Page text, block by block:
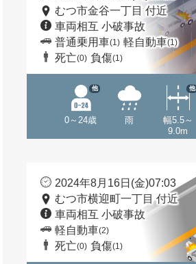
むつ市金谷一丁目 付近
車両相互 小破事故
普通乗用車(1) 軽自動車(1)
死亡(0) 負傷(1)
0～24歳
他
雨
幅5.5～
9.0m
他
2024年8月16日(金)07:03
むつ市横迎町一丁目 付近
車両相互 小破事故
軽自動車(2)
死亡(0) 負傷(1)